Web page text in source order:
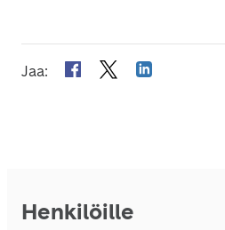
Jaa:
Henkilöille